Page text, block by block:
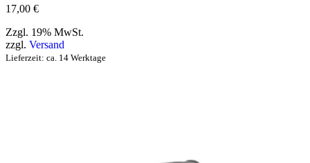
17,00 €
Zzgl. 19% MwSt.
zzgl. Versand
Lieferzeit: ca. 14 Werktage